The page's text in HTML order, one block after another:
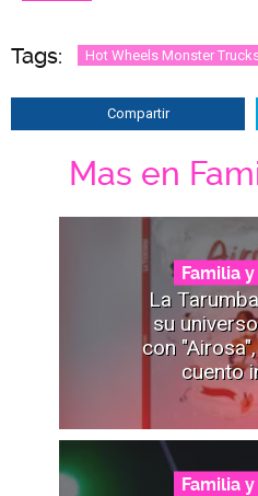
Tags: Hot Wheels Monster
Compartir
Mas en
Familia
La
su
con
cuento
Familia